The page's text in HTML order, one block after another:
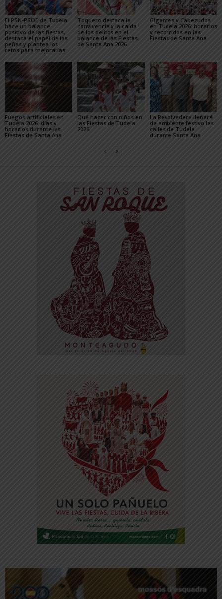
El PSN-PSOE de Tudela
hace un balance
positivo de las fiestas,
destaca el papel de las
peñas y plantea los
retos para mejorarlas
Toquero destaca la
convivencia y la caída
de los delitos en el
balance de las Fiestas
de Santa Ana 2026
Gigantes y Cabezudos
en Tudela 2026: horarios
y recorridos en las
Fiestas de Santa Ana
Fuegos artificiales en
Tudela 2026: días y
horarios durante las
Fiestas de Santa Ana
Qué hacer con niños en
las Fiestas de Tudela
2026
La Revolvedera llenará
de ambiente festivo las
calles de Tudela
durante Santa Ana